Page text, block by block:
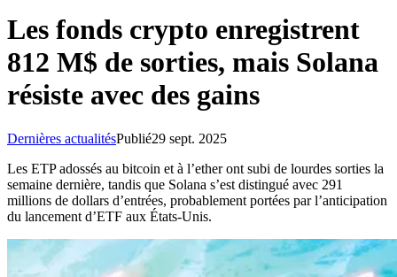
Les fonds crypto enregistrent
812 M$ de sorties, mais Solana
résiste avec des gains
Dernières actualitésPublié29 sept. 2025
Les ETP adossés au bitcoin et à l’ether ont subi de lourdes sorties la
semaine dernière, tandis que Solana s’est distingué avec 291
millions de dollars d’entrées, probablement portées par l’anticipation
du lancement d’ETF aux États-Unis.